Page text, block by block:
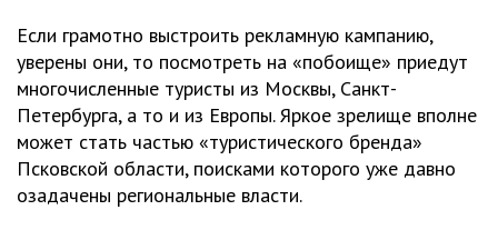
Если грамотно выстроить рекламную кампанию,
уверены они, то посмотреть на «побоище» приедут
многочисленные туристы из Москвы, Санкт-
Петербурга, а то и из Европы. Яркое зрелище вполне
может стать частью «туристического бренда»
Псковской области, поисками которого уже давно
озадачены региональные власти.